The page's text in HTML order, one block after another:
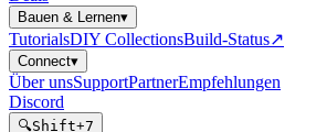
Bauen & Lernen▾
TutorialsDIY CollectionsBuild-Status↗
Connect▾
Über unsSupportPartnerEmpfehlungen
Discord
🔍Shift+7